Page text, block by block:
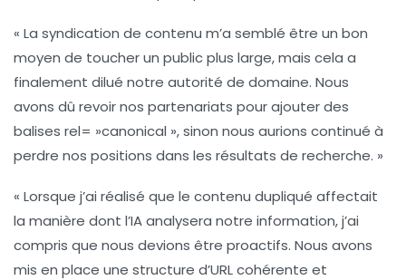
« La syndication de contenu m’a semblé être un bon
moyen de toucher un public plus large, mais cela a
finalement dilué notre autorité de domaine. Nous
avons dû revoir nos partenariats pour ajouter des
balises rel= »canonical », sinon nous aurions continué à
perdre nos positions dans les résultats de recherche. »
« Lorsque j’ai réalisé que le contenu dupliqué affectait
la manière dont l’IA analysera notre information, j’ai
compris que nous devions être proactifs. Nous avons
mis en place une structure d’URL cohérente et